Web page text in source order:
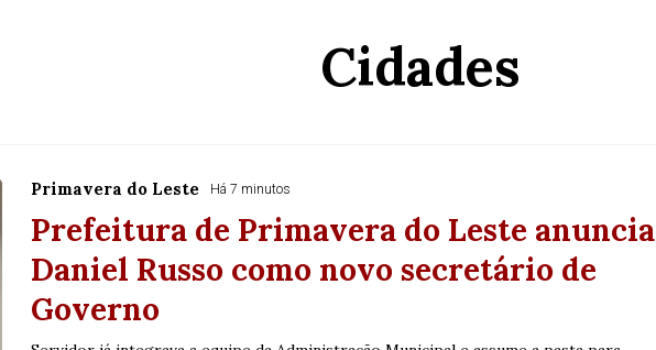
Cidades
Primavera do Leste Há 7 minutos
Prefeitura de Primavera do Leste anuncia
Daniel Russo como novo secretário de
Governo